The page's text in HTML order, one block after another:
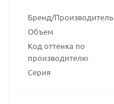
Бренд/Производитель
Объем
Код оттенка по
производителю
Серия